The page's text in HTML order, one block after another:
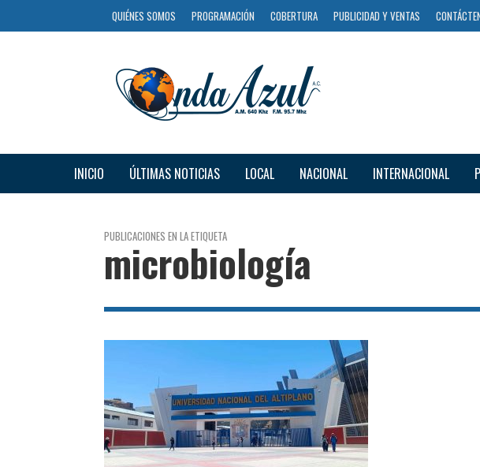
QUIÉNES SOMOS PROGRAMACIÓN COBERTURA PUBLICIDAD Y VENTAS
INICIO ÚLTIMAS NOTICIAS LOCAL NACIONAL INTERNACIONAL
PUBLICACIONES EN LA ETIQUETA
microbiología